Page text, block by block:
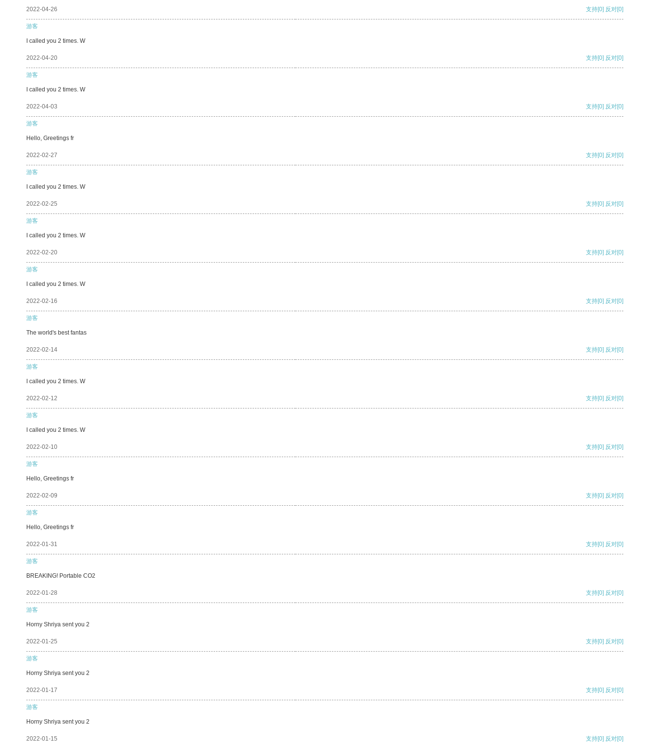
2022-04-26 支持[0] 反对[0]
游客
I called you 2 times. W
2022-04-20 支持[0] 反对[0]
游客
I called you 2 times. W
2022-04-03 支持[0] 反对[0]
游客
Hello, Greetings fr
2022-02-27 支持[0] 反对[0]
游客
I called you 2 times. W
2022-02-25 支持[0] 反对[0]
游客
I called you 2 times. W
2022-02-20 支持[0] 反对[0]
游客
I called you 2 times. W
2022-02-16 支持[0] 反对[0]
游客
The world's best fantas
2022-02-14 支持[0] 反对[0]
游客
I called you 2 times. W
2022-02-12 支持[0] 反对[0]
游客
I called you 2 times. W
2022-02-10 支持[0] 反对[0]
游客
Hello, Greetings fr
2022-02-09 支持[0] 反对[0]
游客
Hello, Greetings fr
2022-01-31 支持[0] 反对[0]
游客
BREAKING! Portable CO2
2022-01-28 支持[0] 反对[0]
游客
Horny Shriya sent you 2
2022-01-25 支持[0] 反对[0]
游客
Horny Shriya sent you 2
2022-01-17 支持[0] 反对[0]
游客
Horny Shriya sent you 2
2022-01-15 支持[0] 反对[0]